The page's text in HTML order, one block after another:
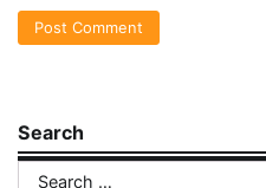
Search
Search